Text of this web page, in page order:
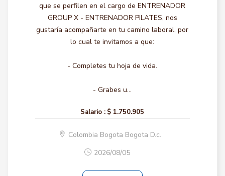
que se perfilen en el cargo de ENTRENADOR
GROUP X - ENTRENADOR PILATES, nos
gustaría acompañarte en tu camino laboral, por
lo cual te invitamos a que:
- Completes tu hoja de vida.
- Grabes u...
Salario : $ 1.750.905
Colombia Bogota Bogota D.c.
2026/08/05